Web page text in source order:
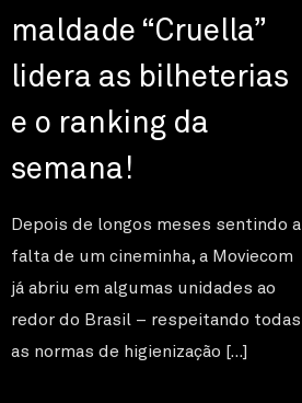
maldade “Cruella”
lidera as bilheterias
e o ranking da
semana!
Depois de longos meses sentindo a
falta de um cineminha, a Moviecom
já abriu em algumas unidades ao
redor do Brasil – respeitando todas
as normas de higienização […]